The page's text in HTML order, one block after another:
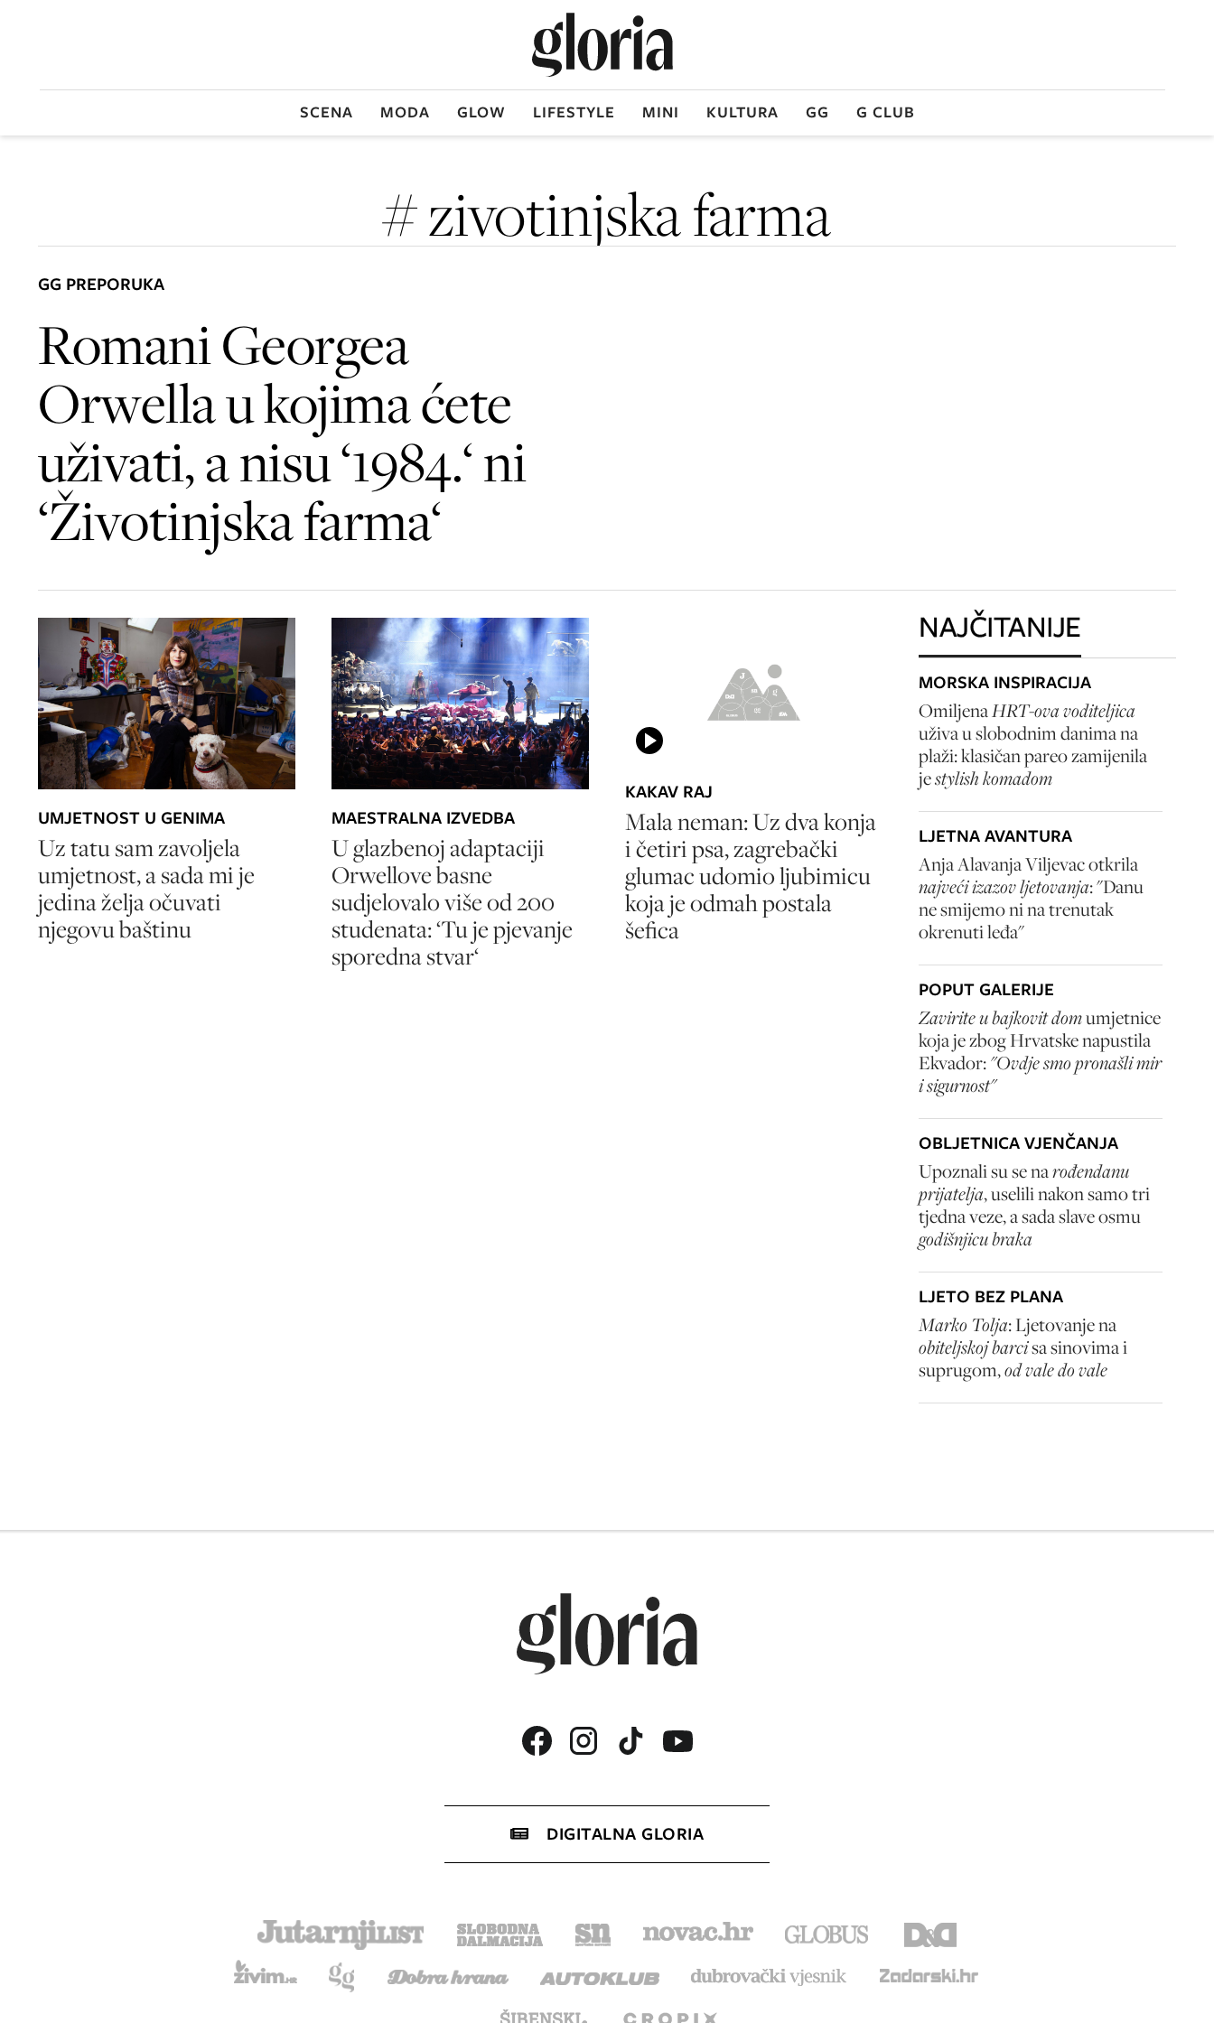
SCENA MODA GLOW LIFESTYLE MINI KULTURA GG G CLUB
# zivotinjska farma
GG PREPORUKA
Romani Georgea
Orwella u kojima ćete
uživati, a nisu ‘1984.‘ ni
‘Životinjska farma‘
UMJETNOST U GENIMA
Uz tatu sam zavoljela
umjetnost, a sada mi je
jedina želja očuvati
njegovu baštinu
MAESTRALNA IZVEDBA
U glazbenoj adaptaciji
Orwellove basne
sudjelovalo više od 200
studenata: ‘Tu je pjevanje
sporedna stvar‘
KAKAV RAJ
Mala neman: Uz dva konja
i četiri psa, zagrebački
glumac udomio ljubimicu
koja je odmah postala
šefica
NAJČITANIJE
MORSKA INSPIRACIJA
OmiljenaHRT-ova voditeljica
uživa u slobodnim danima na
plaži: klasičan pareo zamijenila
jestylish komadom
LJETNA AVANTURA
Anja Alavanja Viljevac otkrila
najveći izazov ljetovanja: "Danu
ne smijemo ni na trenutak
okrenuti leđa"
POPUT GALERIJE
Zavirite u bajkovit domumjetnice
koja je zbog Hrvatske napustila
Ekvador:"Ovdje smo pronašli mir
i sigurnost"
OBLJETNICA VJENČANJA
Upoznali su se narođendanu
prijatelja, uselili nakon samo tri
tjedna veze, a sada slave osmu
godišnjicu braka
LJETO BEZ PLANA
Marko Tolja: Ljetovanje na
obiteljskoj barcisa sinovima i
suprugom,od vale do vale
DIGITALNA GLORIA